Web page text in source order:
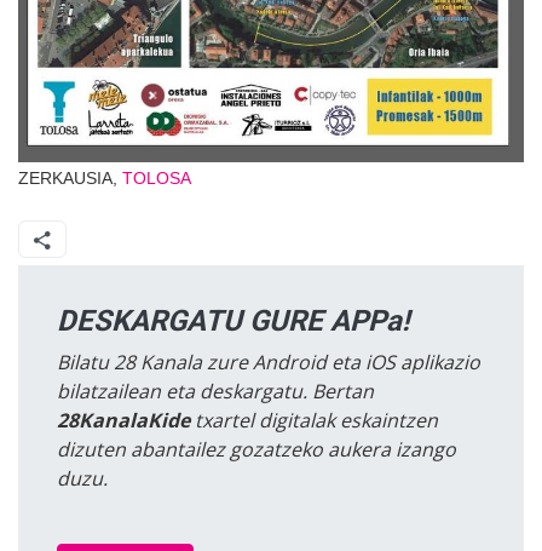
ZERKAUSIA, TOLOSA
DESKARGATU GURE APPa!
Bilatu 28 Kanala zure Android eta iOS aplikazio
bilatzailean eta deskargatu. Bertan
28KanalaKidetxartel digitalak eskaintzen
dizuten abantailez gozatzeko aukera izango
duzu.